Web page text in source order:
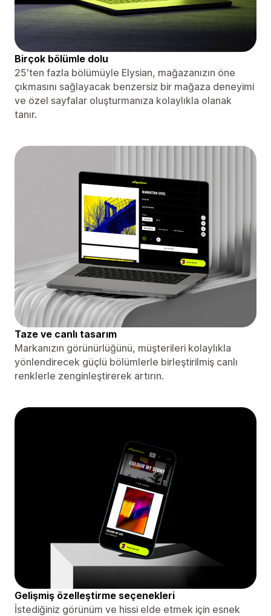
Birçok bölümle dolu
25'ten fazla bölümüyle Elysian, mağazanızın öne
çıkmasını sağlayacak benzersiz bir mağaza deneyimi
ve özel sayfalar oluşturmanıza kolaylıkla olanak
tanır.
Taze ve canlı tasarım
Markanızın görünürlüğünü, müşterileri kolaylıkla
yönlendirecek güçlü bölümlerle birleştirilmiş canlı
renklerle zenginleştirerek artırın.
Gelişmiş özelleştirme seçenekleri
İstediğiniz görünüm ve hissi elde etmek için esnek